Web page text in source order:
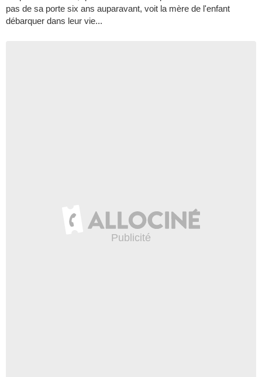
pas de sa porte six ans auparavant, voit la mère de l'enfant
débarquer dans leur vie...